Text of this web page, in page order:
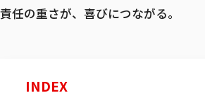
責任の重さが、喜びにつながる。
INDEX